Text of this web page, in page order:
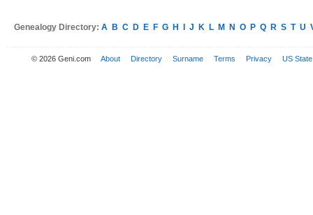
Genealogy Directory: A B C D E F G H J K L M N O P Q R S T U
© 2026 Geni.com About Directory Surname Terms Privacy US